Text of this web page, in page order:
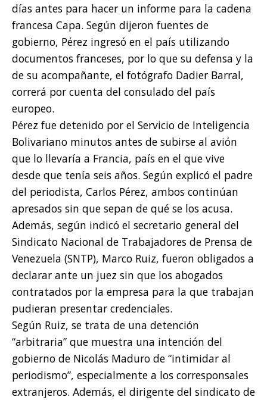
días antes para hacer un informe para la cadena
francesa Capa. Según dijeron fuentes de
gobierno, Pérez ingresó en el país utilizando
documentos franceses, por lo que su defensa y la
de su acompañante, el fotógrafo Dadier Barral,
correrá por cuenta del consulado del país
europeo.
Pérez fue detenido por el Servicio de Inteligencia
Bolivariano minutos antes de subirse al avión
que lo llevaría a Francia, país en el que vive
desde que tenía seis años. Según explicó el padre
del periodista, Carlos Pérez, ambos continúan
apresados sin que sepan de qué se los acusa.
Además, según indicó el secretario general del
Sindicato Nacional de Trabajadores de Prensa de
Venezuela (SNTP), Marco Ruiz, fueron obligados a
declarar ante un juez sin que los abogados
contratados por la empresa para la que trabajan
pudieran presentar credenciales.
Según Ruiz, se trata de una detención
“arbitraria” que muestra una intención del
gobierno de Nicolás Maduro de “intimidar al
periodismo”, especialmente a los corresponsales
extranjeros. Además, el dirigente del sindicato de